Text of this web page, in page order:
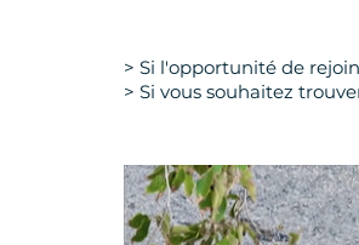
> Si l'opportunité de
> Si vous souhaitez